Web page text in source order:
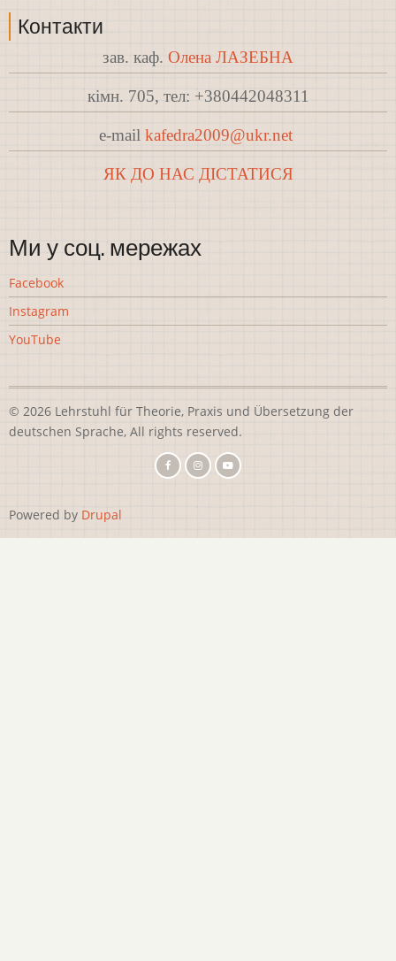
Контакти
зав. каф. Олена ЛАЗЕБНА
кімн. 705, тел: +380442048311
e-mail kafedra2009@ukr.net
ЯК ДО НАС ДІСТАТИСЯ
Ми у соц. мережах
Facebook
Instagram
YouTube
© 2026 Lehrstuhl für Theorie, Praxis und Übersetzung der
deutschen Sprache, All rights reserved.
Powered by Drupal